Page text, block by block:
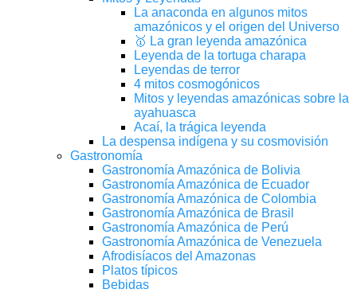
La anaconda en algunos mitos
amazónicos y el origen del Universo
🥇 La gran leyenda amazónica
Leyenda de la tortuga charapa
Leyendas de terror
4 mitos cosmogónicos
Mitos y leyendas amazónicas sobre la
ayahuasca
Acaí, la trágica leyenda
La despensa indígena y su cosmovisión
Gastronomía
Gastronomía Amazónica de Bolivia
Gastronomía Amazónica de Ecuador
Gastronomía Amazónica de Colombia
Gastronomía Amazónica de Brasil
Gastronomía Amazónica de Perú
Gastronomía Amazónica de Venezuela
Afrodisíacos del Amazonas
Platos típicos
Bebidas